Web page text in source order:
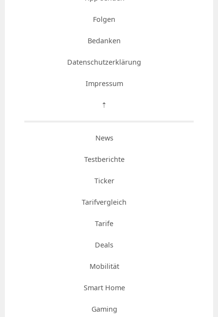
Folgen
Bedanken
Datenschutzerklärung
Impressum
⇡
News
Testberichte
Ticker
Tarifvergleich
Tarife
Deals
Mobilität
Smart Home
Gaming